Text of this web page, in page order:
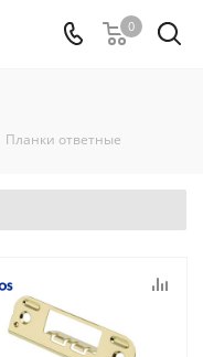
0
Планки ответные